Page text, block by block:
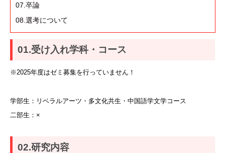
07.卒論
08.選考について
01.受け入れ学科・コース
※2025年度はゼミ募集を行っていません！
学部生：リベラルアーツ・多文化共生・中国語学文学コース
二部生：×
02.研究内容